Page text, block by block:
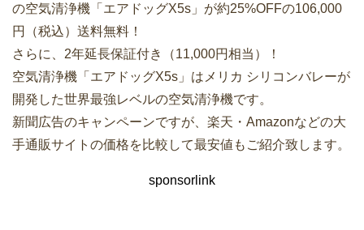
の空気清浄機「エアドッグX5s」が約25%OFFの106,000
円（税込）送料無料！
さらに、2年延長保証付き（11,000円相当）！
空気清浄機「エアドッグX5s」はメリカ シリコンバレーが
開発した世界最強レベルの空気清浄機です。
新聞広告のキャンペーンですが、楽天・Amazonなどの大
手通販サイトの価格を比較して最安値もご紹介致します。
sponsorlink